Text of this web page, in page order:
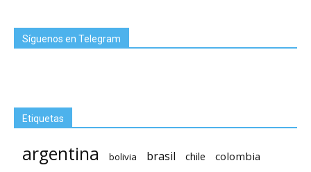
Síguenos en Telegram
Etiquetas
argentina bolivia brasil chile colombia